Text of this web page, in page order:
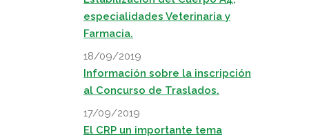
especialidades Veterinaria y
Farmacia.
18/09/2019
Información sobre la inscripción
al Concurso de Traslados.
17/09/2019
El CRP un importante tema